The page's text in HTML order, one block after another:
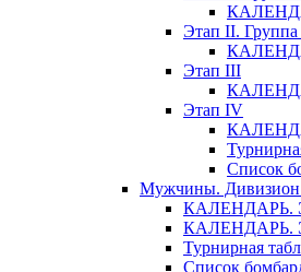
Этап II.
Этап III
Этап IV
Список
Мужчины. Дивизион
КАЛЕНДАРЬ.
КАЛЕНДАРЬ.
Турнирная
Список